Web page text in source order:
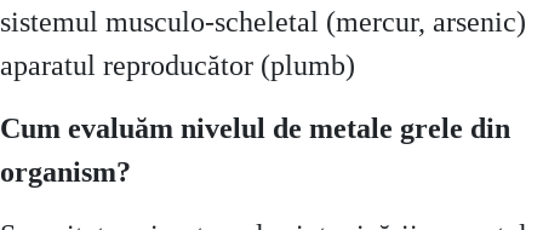
sistemul musculo-scheletal (mercur, arsenic)
aparatul reproducător (plumb)
Cum evaluăm nivelul de metale grele din
organism?